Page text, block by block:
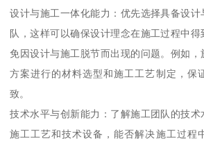
设计与施工一体化能力：优先选择具备设计
队，这样可以确保设计理念在施工过程中
免因设计与施工脱节而出现的问题。例如
方案进行的材料选型和施工工艺制定，保
致。
技术水平与创新能力：了解施工团队的技
施工工艺和技术设备，能否解决施工过程